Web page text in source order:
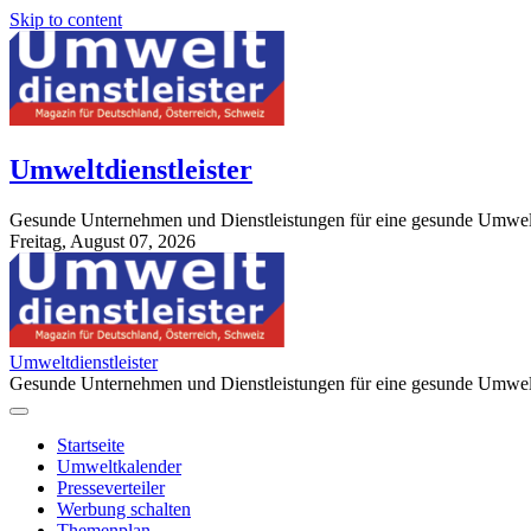
Skip to content
Umweltdienstleister
Gesunde Unternehmen und Dienstleistungen für eine gesunde
Freitag, August 07, 2026
StuttgartApotheke.com
Umweltdienstleister
Gesunde Unternehmen und Dienstleistungen für eine gesunde
Startseite
Umweltkalender
Presseverteiler
Werbung schalten